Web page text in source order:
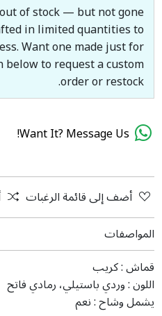
of stock — but not gone
in limited quantities to
Want one made just for
to request a custom
order or restock.
Want It? Message Us!
أضف إلى قائمة الرغبات
المواصفات
قماش :کریب
اللون :وردي باستيلي، رمادي فاتح
يشمل وشاح :نعم